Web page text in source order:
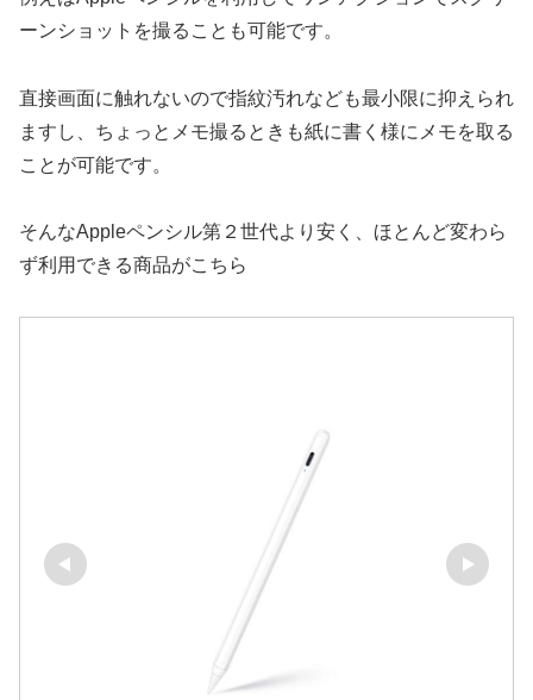
ーンショットを撮ることも可能です。
直接画面に触れないので指紋汚れなども最小限に抑えられ
ますし、ちょっとメモ撮るときも紙に書く様にメモを取る
ことが可能です。
そんなAppleペンシル第２世代より安く、ほとんど変わら
ず利用できる商品がこちら